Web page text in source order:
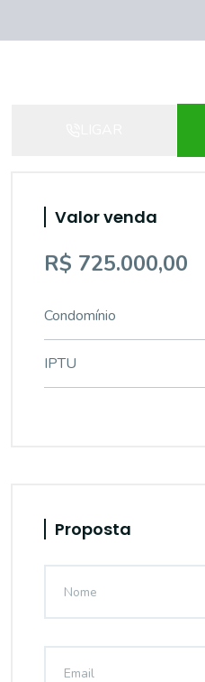
Valor venda
R$ 725.000,00
Condomínio
IPTU
Proposta